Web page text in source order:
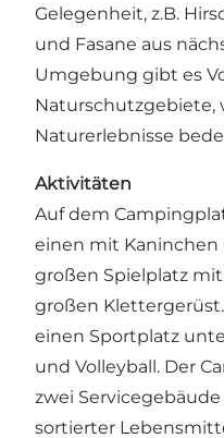
Gelegenheit, z.B.
und Fasane aus
Umgebung gibt es
Naturschutzgebiete,
Naturerlebnisse
Aktivitäten
Auf dem
einen mit Kaninchen
großen Spielplatz
großen
einen Sportplatz
und Volleyball. Der
zwei
sortierter